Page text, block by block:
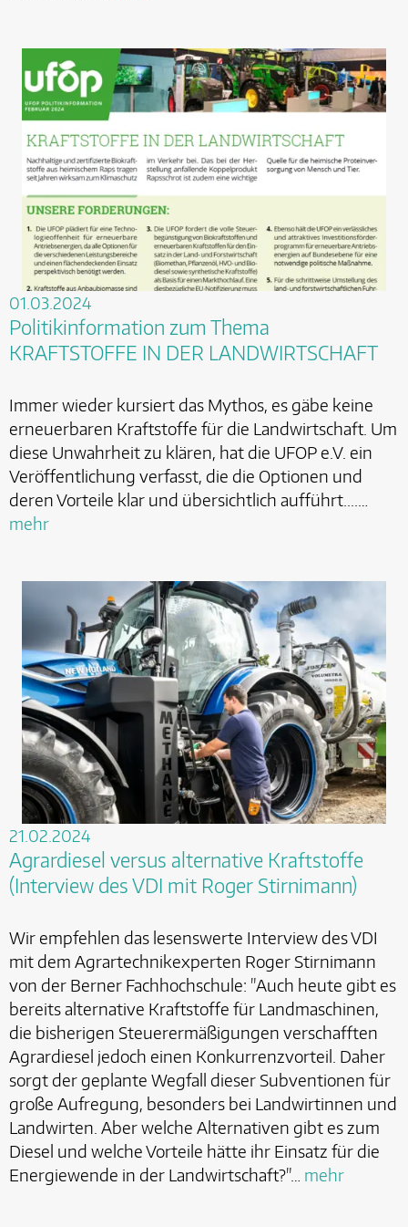
01.03.2024
Politikinformation zum Thema
KRAFTSTOFFE IN DER LANDWIRTSCHAFT
Immer wieder kursiert das Mythos, es gäbe keine
erneuerbaren Kraftstoffe für die Landwirtschaft. Um
diese Unwahrheit zu klären, hat die UFOP e.V. ein
Veröffentlichung verfasst, die die Optionen und
deren Vorteile klar und übersichtlich aufführt....…
mehr
21.02.2024
Agrardiesel versus alternative Kraftstoffe
(Interview des VDI mit Roger Stirnimann)
Wir empfehlen das lesenswerte Interview des VDI
mit dem Agrartechnikexperten Roger Stirnimann
von der Berner Fachhochschule: "Auch heute gibt es
bereits alternative Kraftstoffe für Landmaschinen,
die bisherigen Steuerermäßigungen verschafften
Agrardiesel jedoch einen Konkurrenzvorteil. Daher
sorgt der geplante Wegfall dieser Subventionen für
große Aufregung, besonders bei Landwirtinnen und
Landwirten. Aber welche Alternativen gibt es zum
Diesel und welche Vorteile hätte ihr Einsatz für die
Energiewende in der Landwirtschaft?"… mehr